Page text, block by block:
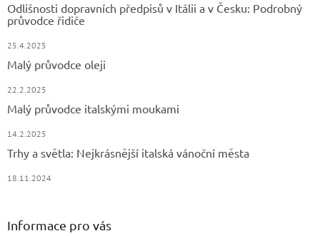
Odlišnosti dopravních předpisů v Itálii a v Česku: Podrobný
průvodce řidiče
25.4.2025
Malý průvodce oleji
22.2.2025
Malý průvodce italskými moukami
14.2.2025
Trhy a světla: Nejkrásnější italská vánoční města
18.11.2024
Informace pro vás